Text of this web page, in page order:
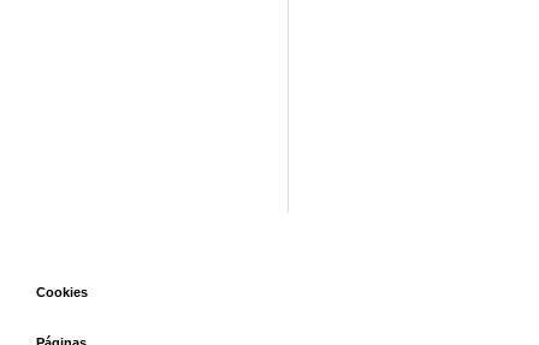
Cookies